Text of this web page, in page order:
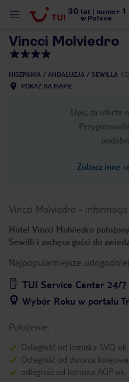
30 lat numer 1
w Polsce
Vincci Molviedro
HISZPANIA ANDALUZJA SEWILLA
POKAŻ NA MAPIE
Ups, ta oferta
Zobacz inne
Vincci Molviedro - informacje
Hotel Vincci Molviedro
Sewilli i zachęca gości do
Najpopularniejsze
TUI Service Center 24/7
Wybór Roku w portalu
Położenie:
Odległość od lotniska SVQ
Odległość od dworca
odległość od lotniska AGP